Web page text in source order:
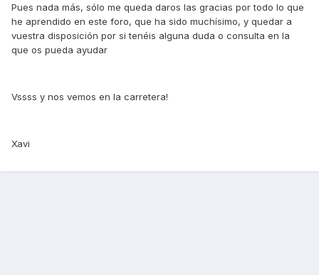
Pues nada más, sólo me queda daros las gracias por todo lo que
he aprendido en este foro, que ha sido muchísimo, y quedar a
vuestra disposición por si tenéis alguna duda o consulta en la
que os pueda ayudar
Vssss y nos vemos en la carretera!
Xavi